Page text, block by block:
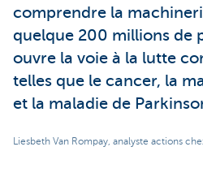
comprendre la
quelque 200 millions de
ouvre la voie à la lutte
telles que le cancer, la
et la maladie de
Liesbeth Van Rompay, analyste actions